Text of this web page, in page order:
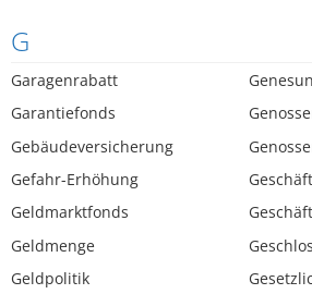
G
Garagenrabatt
Garantiefonds
Gebäudeversicherung
Gefahr-Erhöhung
Geldmarktfonds
Geldmenge
Geldpolitik